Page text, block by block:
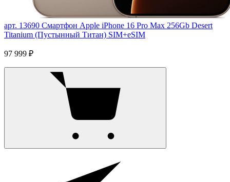
арт. 13690 Смартфон Apple iPhone 16 Pro Max 256Gb Desert
Titanium (Пустынный Титан) SIM+eSIM
97 999 ₽